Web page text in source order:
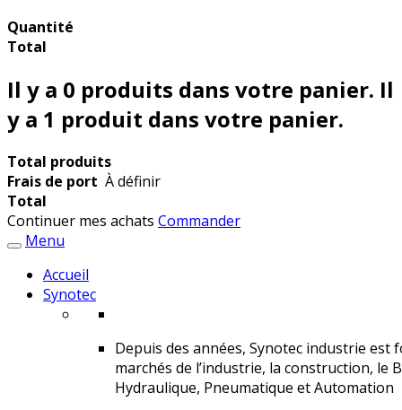
Quantité
Total
Il y a 0 produits dans votre panier. Il
y a 1 produit dans votre panier.
Total produits
Frais de port À définir
Total
Continuer mes achats Commander
Menu
Accueil
Synotec
Depuis des années, Synotec industrie
marchés de l’industrie, la construction, le
Hydraulique, Pneumatique et Automation